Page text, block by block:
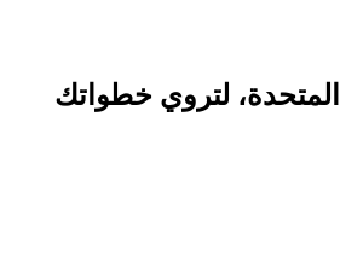
لتروي خطواتك